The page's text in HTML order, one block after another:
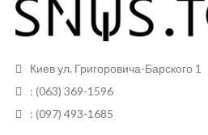
Размер
Тонкие
Грамм в банке
Киев ул. Григоровича-Барского 1
: (063) 369-1596
: (097) 493-1685